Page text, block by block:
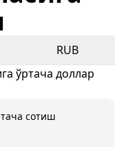
RUB
ўртача доллар
сотиш